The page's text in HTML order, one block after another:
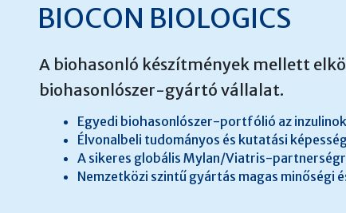
BIOCON BIOLOGICS
A biohasonló készítmények mellett
biohasonlószer-gyártó vállalat.
Egyedi biohasonlószer-portfólió az
Élvonalbeli tudományos és kutatási
A sikeres globális Mylan/Viatris-
Nemzetközi szintű gyártás magas minőségi